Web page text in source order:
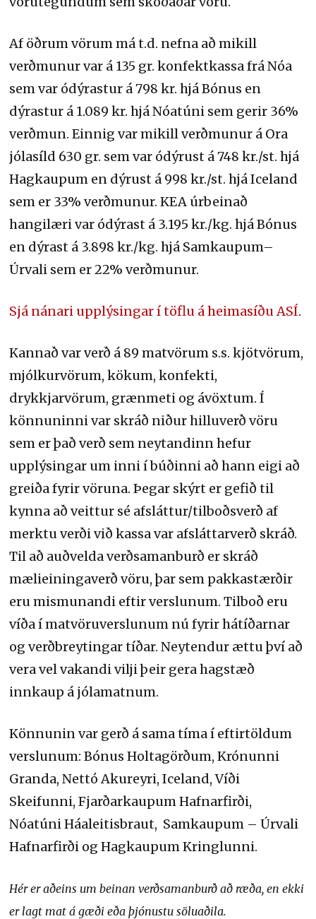
Af öðrum vörum má t.d. nefna að mikill
verðmunur var á 135 gr. konfektkassa frá Nóa
sem var ódýrastur á 798 kr. hjá Bónus en
dýrastur á 1.089 kr. hjá Nóatúni sem gerir 36%
verðmun. Einnig var mikill verðmunur á Ora
jólasíld 630 gr. sem var ódýrust á 748 kr./st. hjá
Hagkaupum en dýrust á 998 kr./st. hjá Iceland
sem er 33% verðmunur. KEA úrbeinað
hangilæri var ódýrast á 3.195 kr./kg. hjá Bónus
en dýrast á 3.898 kr./kg. hjá Samkaupum–
Úrvali sem er 22% verðmunur.
Sjá nánari upplýsingar í töflu á heimasíðu ASÍ.
Kannað var verð á 89 matvörum s.s. kjötvörum,
mjólkurvörum, kökum, konfekti,
drykkjarvörum, grænmeti og ávöxtum. Í
könnuninni var skráð niður hilluverð vöru
sem er það verð sem neytandinn hefur
upplýsingar um inni í búðinni að hann eigi að
greiða fyrir vöruna. Þegar skýrt er gefið til
kynna að veittur sé afsláttur/tilboðsverð af
merktu verði við kassa var afsláttarverð skráð.
Til að auðvelda verðsamanburð er skráð
mælieiningaverð vöru, þar sem pakkastærðir
eru mismunandi eftir verslunum. Tilboð eru
víða í matvöruverslunum nú fyrir hátíðarnar
og verðbreytingar tíðar. Neytendur ættu því að
vera vel vakandi vilji þeir gera hagstæð
innkaup á jólamatnum.
Könnunin var gerð á sama tíma í eftirtöldum
verslunum: Bónus Holtagörðum, Krónunni
Granda, Nettó Akureyri, Iceland, Víði
Skeifunni, Fjarðarkaupum Hafnarfirði,
Nóatúni Háaleitisbraut, Samkaupum – Úrvali
Hafnarfirði og Hagkaupum Kringlunni.
Hér er aðeins um beinan verðsamanburð að ræða, en ekki
er lagt mat á gæði eða þjónustu söluaðila.